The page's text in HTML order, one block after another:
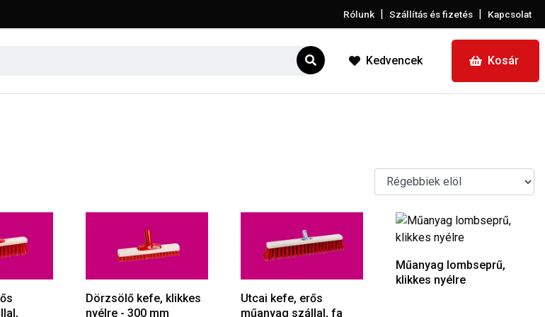
Rólunk | Szállítás és fizetés | Kapcsolat
Kedvencek Kosár
Dörzsölő kefe, klikkes
nyélre - 300 mm
Utcai kefe, erős
műanyag szállal, fa
Műanyag lombseprű,
klikkes nyélre